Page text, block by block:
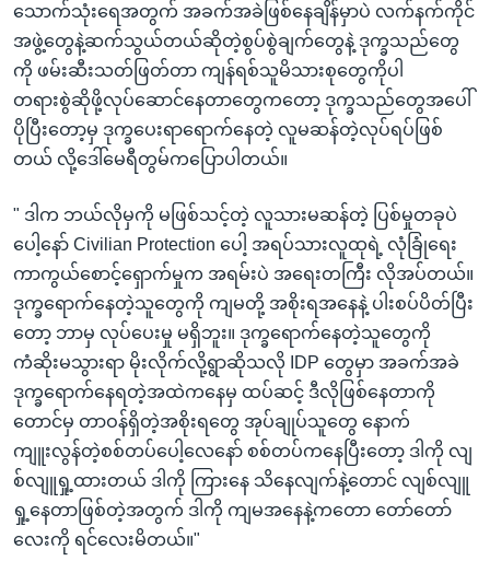
သောက်သုံးရေအတွက် အခက်အခဲဖြစ်နေချိန်မှာပဲ လက်နက်ကိုင်
အဖွဲ့တွေနဲ့ဆက်သွယ်တယ်ဆိုတဲ့စွပ်စွဲချက်တွေနဲ့ ဒုက္ခသည်တွေ
ကို ဖမ်းဆီးသတ်ဖြတ်တာ ကျန်ရစ်သူမိသားစုတွေကိုပါ
တရားစွဲဆိုဖို့လုပ်ဆောင်နေတာတွေကတော့ ဒုက္ခသည်တွေအပေါ်
ပိုပြီးတော့မှ ဒုက္ခပေးရာရောက်နေတဲ့ လူမဆန်တဲ့လုပ်ရပ်ဖြစ်
တယ် လို့ဒေါ်မေရီတွမ်ကပြောပါတယ်။
" ဒါက ဘယ်လိုမှကို မဖြစ်သင့်တဲ့ လူသားမဆန်တဲ့ ပြစ်မှုတခုပဲ
ပေါ့နော် Civilian Protection ပေါ့ အရပ်သားလူထုရဲ့ လုံခြုံရေး
ကာကွယ်စောင့်ရှောက်မှုက အရမ်းပဲ အရေးတကြီး လိုအပ်တယ်။
ဒုက္ခရောက်နေတဲ့သူတွေကို ကျမတို့ အစိုးရအနေနဲ့ ပါးစပ်ပိတ်ပြီး
တော့ ဘာမှ လုပ်ပေးမှု မရှိဘူး။ ဒုက္ခရောက်နေတဲ့သူတွေကို
ကံဆိုးမသွားရာ မိုးလိုက်လို့ရွာဆိုသလို IDP တွေမှာ အခက်အခဲ
ဒုက္ခရောက်နေရတဲ့အထဲကနေမှ ထပ်ဆင့် ဒီလိုဖြစ်နေတာကို
တောင်မှ တာဝန်ရှိတဲ့အစိုးရတွေ အုပ်ချုပ်သူတွေ နောက်
ကျူးလွန်တဲ့စစ်တပ်ပေါ့လေနော် စစ်တပ်ကနေပြီးတော့ ဒါကို လျ
စ်လျူရှု့ထားတယ် ဒါကို ကြားနေ သိနေလျက်နဲ့တောင် လျစ်လျူ
ရှု့နေတာဖြစ်တဲ့အတွက် ဒါကို ကျမအနေနဲ့ကတော တော်တော်
လေးကို ရင်လေးမိတယ်။"